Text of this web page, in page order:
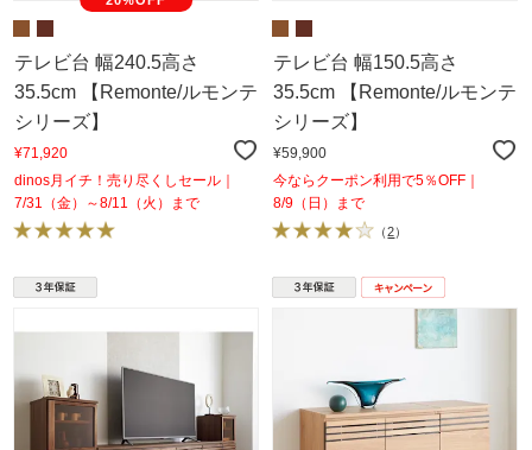
テレビ台 幅240.5高さ
35.5cm 【Remonte/ルモンテ
シリーズ】
¥71,920
dinos月イチ！売り尽くしセール｜
7/31（金）～8/11（火）まで
テレビ台 幅150.5高さ
35.5cm 【Remonte/ルモンテ
シリーズ】
¥59,900
今ならクーポン利用で5％OFF｜
8/9（日）まで
（2）